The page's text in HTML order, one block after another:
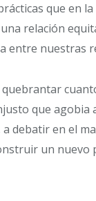
que en
relación
entre nuestras
quebrantar
que agobia
debatir en el
un nuevo